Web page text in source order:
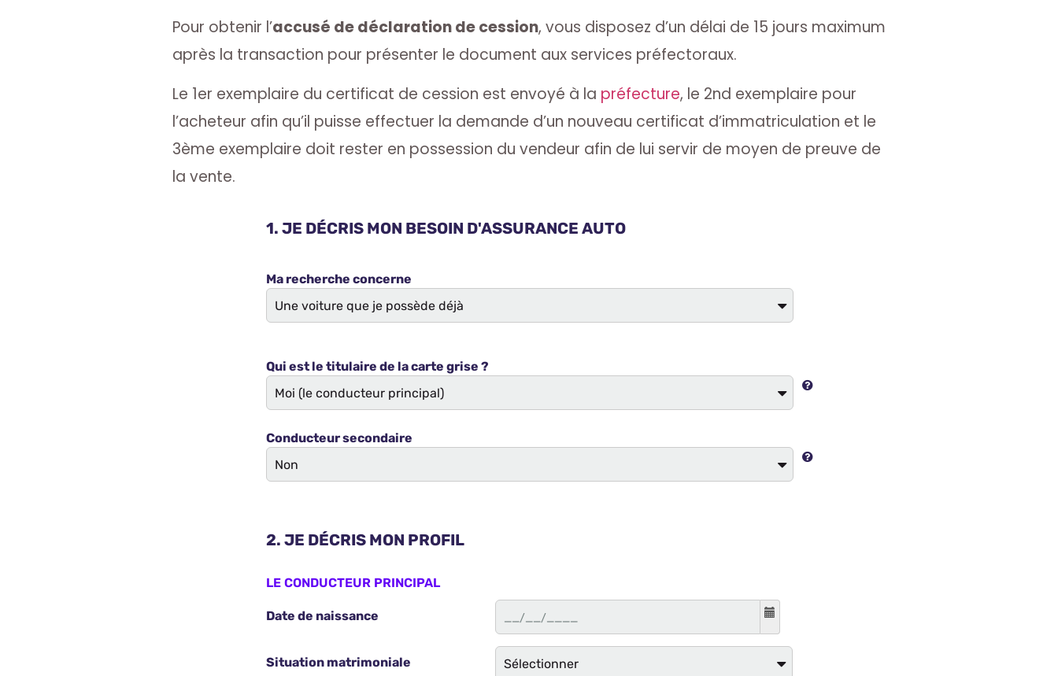
Pour obtenir l’accusé de déclaration de cession, vous disposez d’un délai de 15 jours maximum
après la transaction pour présenter le document aux services préfectoraux.
Le 1er exemplaire du certificat de cession est envoyé à la préfecture, le 2nd exemplaire pour
l’acheteur afin qu’il puisse effectuer la demande d’un nouveau certificat d’immatriculation et le
3ème exemplaire doit rester en possession du vendeur afin de lui servir de moyen de preuve de
la vente.